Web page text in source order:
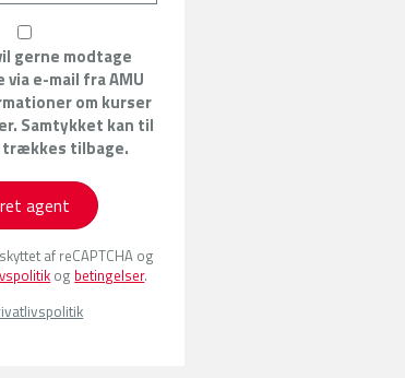
gerne modtage
e-mail fra AMU
om kurser
Samtykket kan til
tilbage.
agent
af reCAPTCHA og
og betingelser.